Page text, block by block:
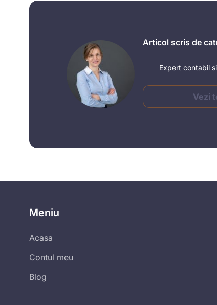
Articol scris de
Expert contabil
Vezi
Meniu
Acasa
Contul meu
Blog